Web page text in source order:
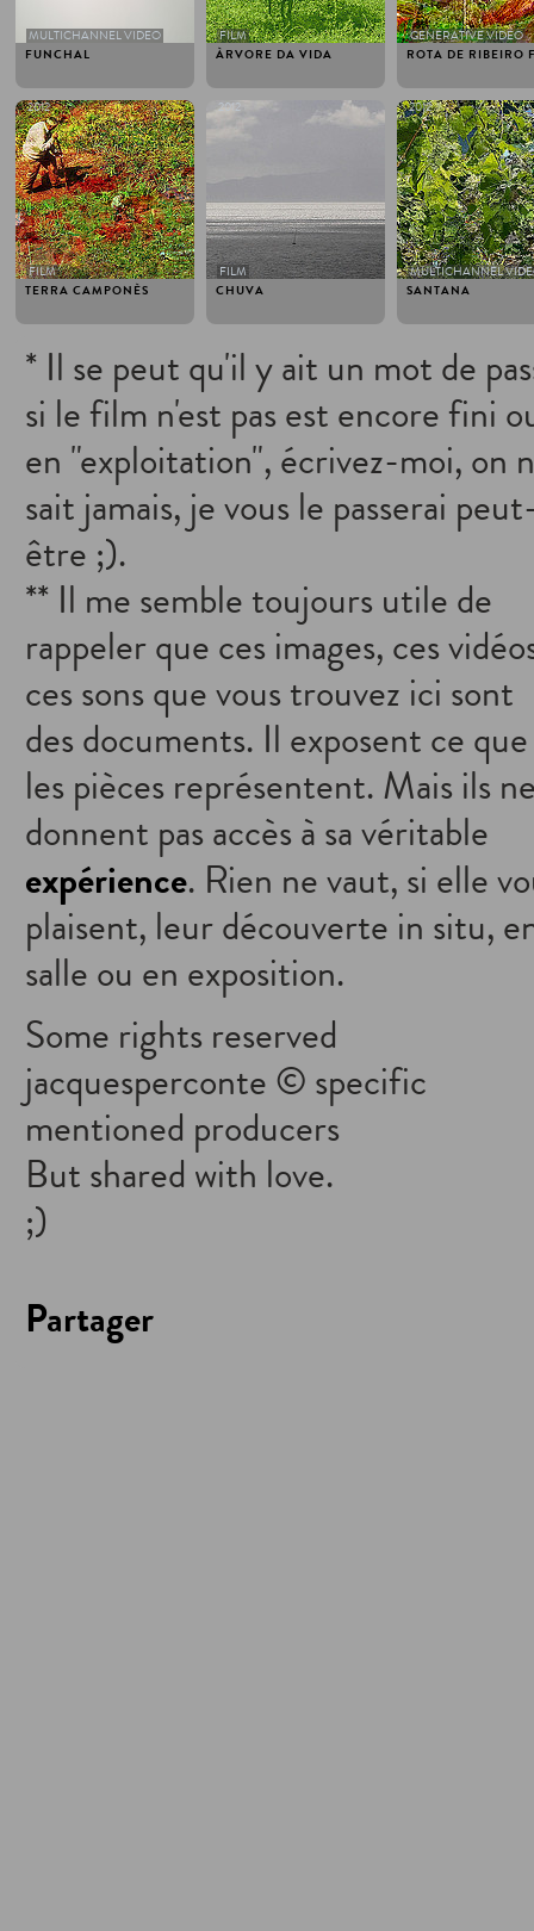
FUNCHAL
MULTICHANNEL VIDEO
ÀRVORE DA VIDA
FILM
ROTA DE RIBEIRO
GENERATIVE VIDEO
TERRA CAMPONÈS
2012
FILM
CHUVA
2012
FILM
SANTANA
2012
MULTICHANNEL
* Il se peut qu'il y ait un mot de
si le film n'est pas est encore fini
en "exploitation", écrivez-moi, on
sait jamais, je vous le passerai
être ;).
** Il me semble toujours utile de
rappeler que ces images, ces
ces sons que vous trouvez ici sont
des documents. Il exposent ce que
les pièces représentent. Mais ils
donnent pas accès à sa véritable
expérience. Rien ne vaut, si elle
plaisent, leur découverte in situ,
salle ou en exposition.
Some rights reserved
jacquesperconte © specific
mentioned producers
But shared with love.
;)
Partager